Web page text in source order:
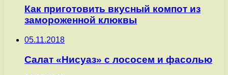
Как приготовить вкусный компот из
замороженной клюквы
05.11.2018
Салат «Нисуаз» с лососем и фасолью